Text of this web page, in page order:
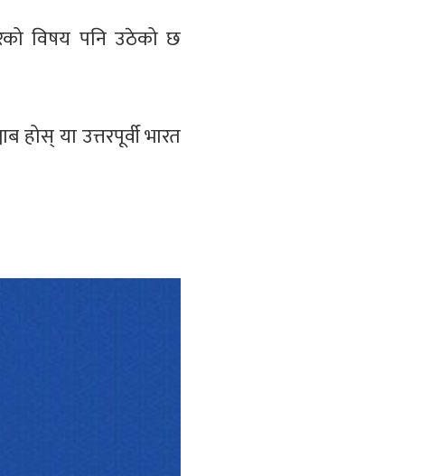
विषय पनि उठेको छ
या उत्तरपूर्वी भारत